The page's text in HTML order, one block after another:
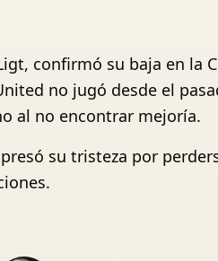
confirmó su baja en la
no jugó desde el
al no encontrar mejoría.
su tristeza por